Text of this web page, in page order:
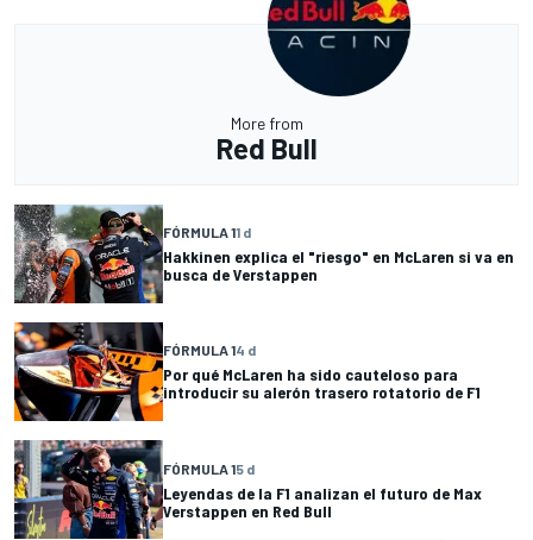
More from
Red Bull
FÓRMULA 11 d
Hakkinen explica el "riesgo" en McLaren si va en
busca de Verstappen
FÓRMULA 14 d
Por qué McLaren ha sido cauteloso para
introducir su alerón trasero rotatorio de F1
FÓRMULA 15 d
Leyendas de la F1 analizan el futuro de Max
Verstappen en Red Bull